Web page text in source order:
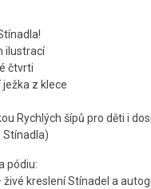
ilustrací
čtvrti
z klece
Rychlých šípů pro děti i
Stínadla)
pódiu:
kreslení Stínadel a